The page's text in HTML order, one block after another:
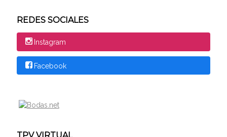
REDES SOCIALES
Instagram
Facebook